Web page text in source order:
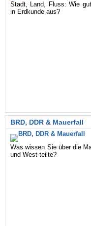
Stadt, Land, Fluss: Wie
in Erdkunde aus?
BRD, DDR & Mauerfall
Was wissen Sie über die
und West teilte?